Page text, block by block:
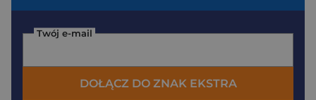
Twój e-mail
DOŁĄCZ DO ZNAK EKSTRA